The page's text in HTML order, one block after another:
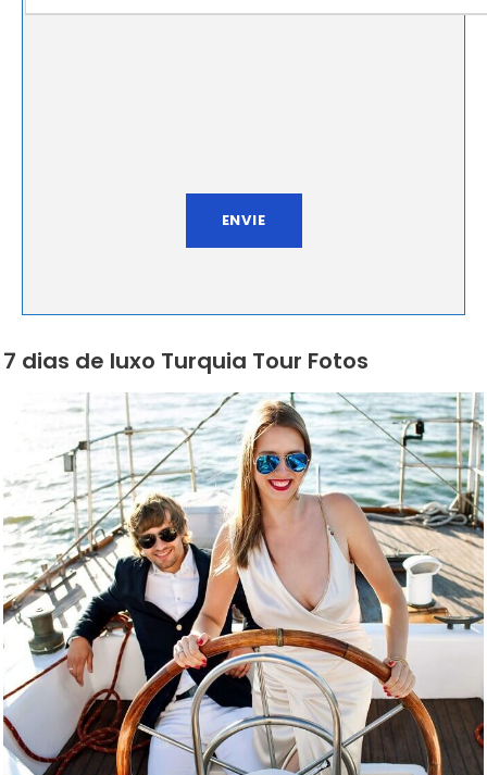
7 dias de luxo Turquia Tour Fotos